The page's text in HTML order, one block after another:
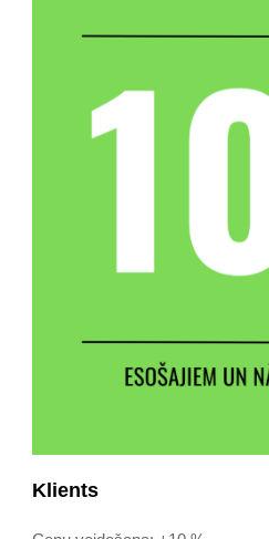
Klients